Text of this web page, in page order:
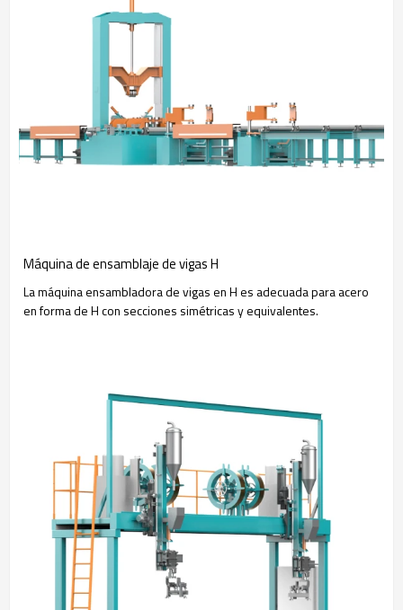
Máquina de ensamblaje de vigas H
La máquina ensambladora de vigas en H es adecuada para acero
en forma de H con secciones simétricas y equivalentes.